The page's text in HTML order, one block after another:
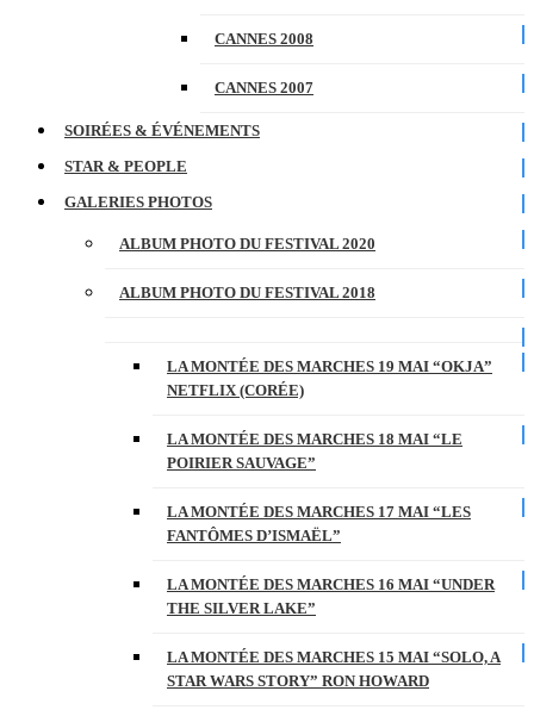
CANNES 2008
CANNES 2007
SOIRÉES & ÉVÉNEMENTS
STAR & PEOPLE
GALERIES PHOTOS
ALBUM PHOTO DU FESTIVAL 2020
ALBUM PHOTO DU FESTIVAL 2018
LA MONTÉE DES MARCHES 19 MAI “OKJA”
NETFLIX (CORÉE)
LA MONTÉE DES MARCHES 18 MAI “LE
POIRIER SAUVAGE”
LA MONTÉE DES MARCHES 17 MAI “LES
FANTÔMES D’ISMAËL”
LA MONTÉE DES MARCHES 16 MAI “UNDER
THE SILVER LAKE”
LA MONTÉE DES MARCHES 15 MAI “SOLO, A
STAR WARS STORY” RON HOWARD